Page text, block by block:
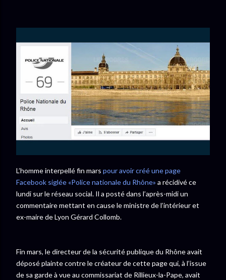
L’homme interpellé fin mars pour avoir créé une page
Facebook siglée «Police nationale du Rhône» a récidivé ce
lundi sur le réseau social. Il a posté dans l’après-midi un
commentaire mettant en cause le ministre de l’intérieur et
ex-maire de Lyon Gérard Collomb.
Fin mars, le directeur de la sécurité publique du Rhône avait
déposé plainte contre le créateur de cette page qui, à l’issue
de sa garde à vue au commissariat de Rillieux-la-Pape, avait